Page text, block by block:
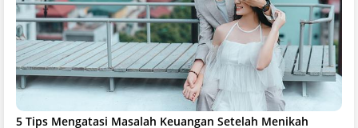
5 Tips Mengatasi Masalah Keuangan Setelah Menikah